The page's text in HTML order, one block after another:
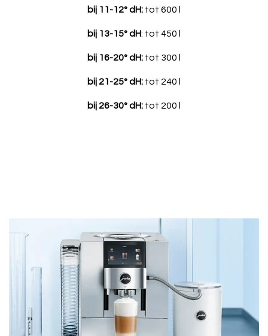
bij 11-12° dH: tot 600 l
bij 13-15° dH: tot 450 l
bij 16-20° dH: tot 300 l
bij 21-25° dH: tot 240 l
bij 26-30° dH: tot 200 l